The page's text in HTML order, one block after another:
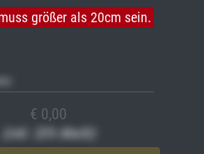
größer als 20cm sein.
€ 0,00
(inkl. 20% MwSt)